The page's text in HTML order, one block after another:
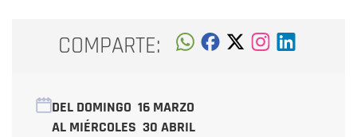
COMPARTE:
DEL DOMINGO 16 MARZO
AL MIÉRCOLES 30 ABRIL